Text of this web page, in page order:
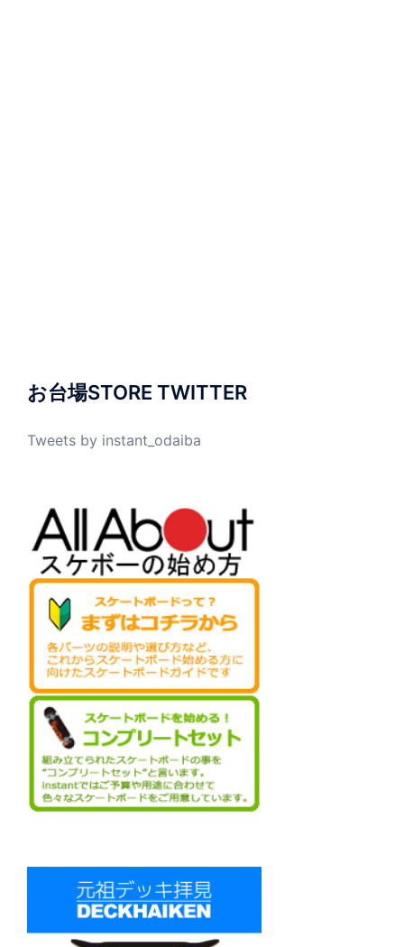
お台場STORE TWITTER
Tweets by instant_odaiba